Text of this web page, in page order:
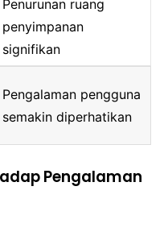
Penurunan ruang
penyimpanan
signifikan
Pengalaman pengguna
semakin diperhatikan
Pengalaman